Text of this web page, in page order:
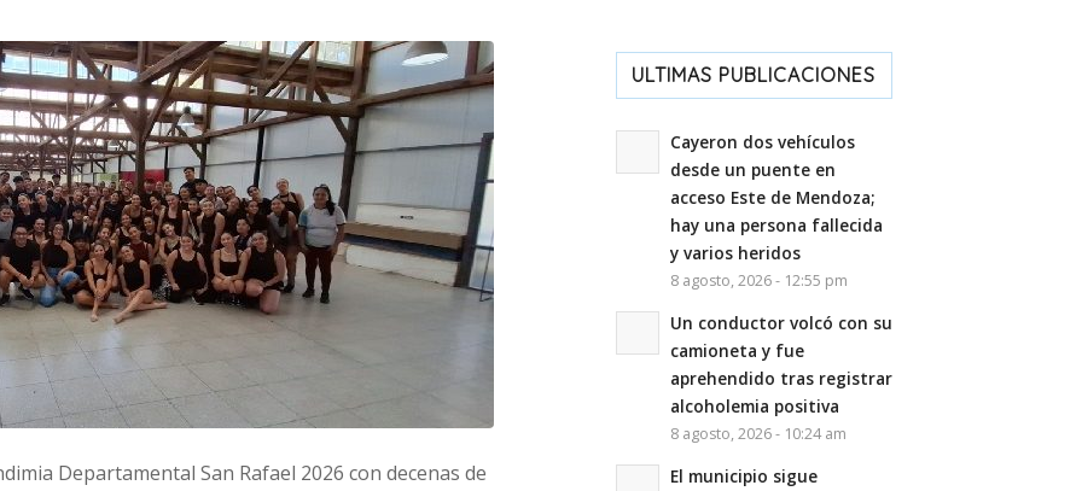
Departamental San Rafael 2026 con decenas de
ULTIMAS PUBLICACIONES
Cayeron dos vehículos
desde un puente en
acceso Este de Mendoza;
hay una persona fallecida
y varios heridos
8 agosto, 2026 - 12:55 pm
Un conductor volcó con su
camioneta y fue
aprehendido tras registrar
alcoholemia positiva
8 agosto, 2026 - 10:24 am
El municipio sigue